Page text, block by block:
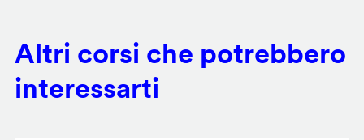
Altri corsi che potrebbero
interessarti